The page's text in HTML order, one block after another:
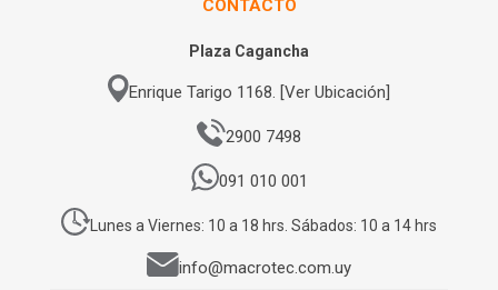
CONTACTO
Plaza Cagancha
Enrique Tarigo 1168. [Ver Ubicación]
2900 7498
091 010 001
Lunes a Viernes: 10 a 18 hrs. Sábados: 10 a 14 hrs
info@macrotec.com.uy